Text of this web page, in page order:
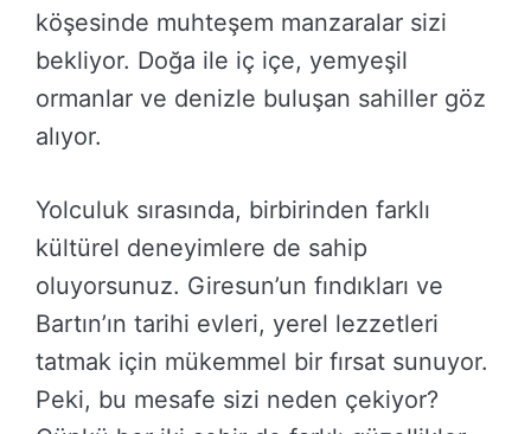
köşesinde muhteşem manzaralar sizi
bekliyor. Doğa ile iç içe, yemyeşil
ormanlar ve denizle buluşan sahiller göz
alıyor.
Yolculuk sırasında, birbirinden farklı
kültürel deneyimlere de sahip
oluyorsunuz. Giresun’un fındıkları ve
Bartın’ın tarihi evleri, yerel lezzetleri
tatmak için mükemmel bir fırsat sunuyor.
Peki, bu mesafe sizi neden çekiyor?